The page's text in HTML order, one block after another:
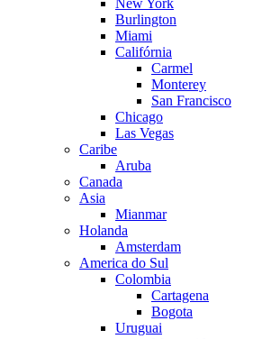
New York
Burlington
Miami
Califórnia
Carmel
Monterey
San Francisco
Chicago
Las Vegas
Caribe
Aruba
Canada
Asia
Mianmar
Holanda
Amsterdam
America do Sul
Colombia
Cartagena
Bogota
Uruguai